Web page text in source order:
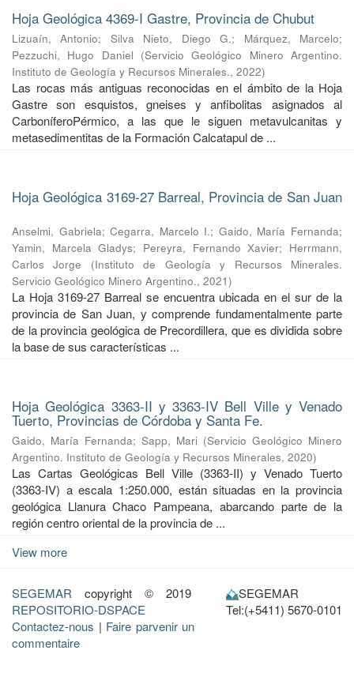
Hoja Geológica 4369-I Gastre, Provincia de Chubut
Lizuaín, Antonio; Silva Nieto, Diego G.; Márquez, Marcelo;
Pezzuchi, Hugo Daniel (Servicio Geológico Minero Argentino.
Instituto de Geología y Recursos Minerales., 2022)
Las rocas más antiguas reconocidas en el ámbito de la Hoja
Gastre son esquistos, gneises y anfibolitas asignados al
CarboníferoPérmico, a las que le siguen metavulcanitas y
metasedimentitas de la Formación Calcatapul de ...
Hoja Geológica 3169-27 Barreal, Provincia de San Juan
Anselmi, Gabriela;Cegarra, Marcelo I.; Gaido, María Fernanda;
Yamin, Marcela Gladys; Pereyra, Fernando Xavier; Herrmann,
Carlos Jorge
(Instituto de Geología y Recursos Minerales.
Servicio Geológico Minero Argentino., 2021)
La Hoja 3169-27 Barreal se encuentra ubicada en el sur de la
provincia de San Juan, y comprende fundamentalmente parte
de la provincia geológica de Precordillera, que es dividida sobre
la base de sus características ...
Hoja Geológica 3363-II y 3363-IV Bell Ville y Venado
Tuerto, Provincias de Córdoba y Santa Fe.
Gaido, María Fernanda; Sapp, Mari (Servicio Geológico Minero
Argentino. Instituto de Geología y Recursos Minerales, 2020)
Las Cartas Geológicas Bell Ville (3363-II) y Venado Tuerto
(3363-IV) a escala 1:250.000, están situadas en la provincia
geológica Llanura Chaco Pampeana, abarcando parte de la
región centro oriental de la provincia de ...
View more
SEGEMAR copyright © 2019
REPOSITORIO-DSPACE
Contactez-nous | Faire parvenir un
commentaire
SEGEMAR
Tel:(+5411) 5670-0101